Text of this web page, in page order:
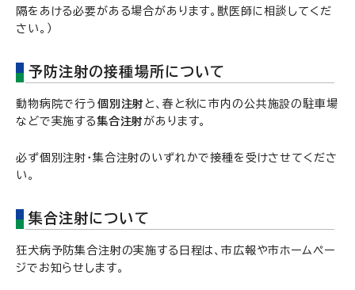
隔をあける必要がある場合があります。獣医師に相談してくだ
さい。）
予防注射の接種場所について
動物病院で行う 個別注射 と、春と秋に市内の公共施設の駐車場
などで実施する集合注射 があります。
必ず個別注射・集合注射のいずれかで接種を受けさせてくださ
い。
集合注射について
狂犬病予防集合注射の実施する日程は、市広報や市ホームペー
ジでお知らせします。